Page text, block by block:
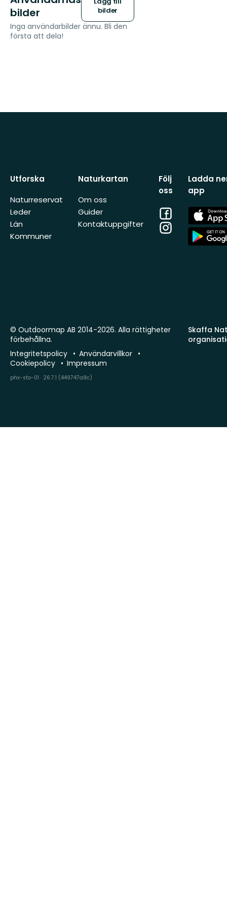
bilder
bilder
Inga användarbilder ännu. Bli den
första att dela!
Utforska
Naturreservat
Leder
Län
Kommuner
Naturkartan
Om oss
Guider
Kontaktuppgifter
Följ
oss
Facebook
Instagram
Ladda
app
App
Store
App
Store
Skaffa
© Outdoormap AB 2014-2026. Alla rättigheter
förbehållna.
Integritetspolicy
Användarvillkor
Cookiepolicy
Impressum
phx-sto-01 · 26.7.1 (449747a8c)